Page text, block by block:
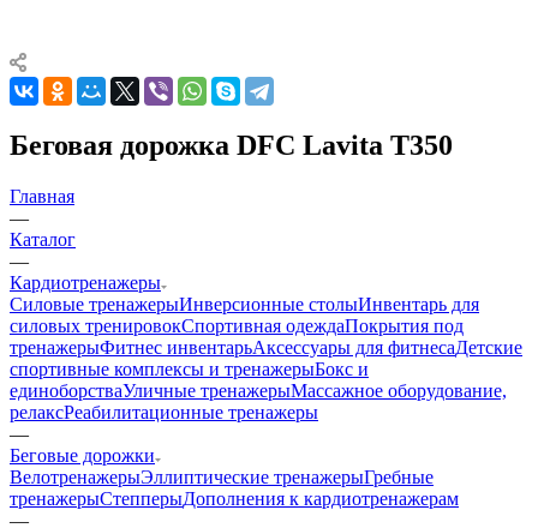
Беговая дорожка DFC Lavita T350
Главная
—
Каталог
—
Кардиотренажеры
Силовые тренажерыИнверсионные столыИнвентарь для
силовых тренировокСпортивная одеждаПокрытия под
тренажерыФитнес инвентарьАксессуары для фитнесаДетские
спортивные комплексы и тренажерыБокс и
единоборстваУличные тренажерыМассажное оборудование,
релаксРеабилитационные тренажеры
—
Беговые дорожки
ВелотренажерыЭллиптические тренажерыГребные
тренажерыСтепперыДополнения к кардиотренажерам
—